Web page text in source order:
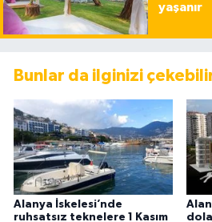
yaşanır
Bunlar da ilginizi
Alanya İskelesi’nde
ruhsatsız teknelere 1 Kasım